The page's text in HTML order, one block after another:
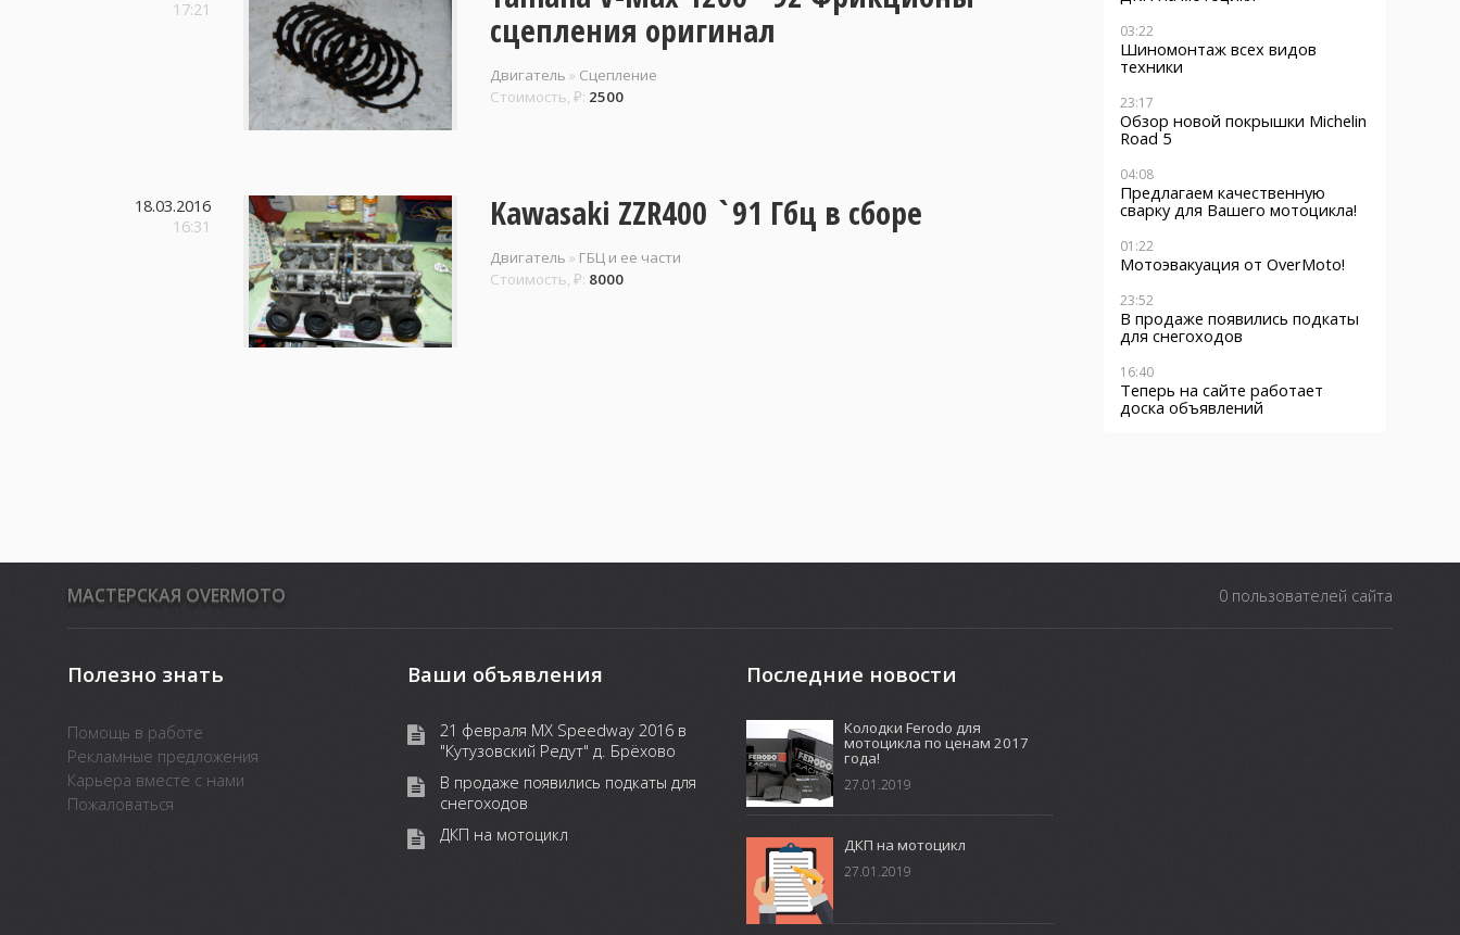
17:21
сцепления оригинал
Двигатель » Сцепление
Стоимость, ₽: 2500
18.03.2016
16:31
Kawasaki ZZR400 `91 Гбц в сборе
Двигатель » ГБЦ и ее части
Стоимость, ₽: 8000
03:22
Шиномонтаж всех видов
техники
23:17
Обзор новой покрышки Michelin
Road 5
04:08
Предлагаем качественную
сварку для Вашего мотоцикла!
01:22
Мотоэвакуация от OverMoto!
23:52
В продаже появились подкаты
для снегоходов
16:40
Теперь на сайте работает
доска объявлений
MАСТЕРСКАЯ OVERMOTO 0 пользователей сайта
Полезно знать
Помощь в работе
Рекламные предложения
Карьера вместе с нами
Пожаловаться
Ваши объявления
21 февраля MX Speedway 2016 в
"Кутузовский Редут" д. Брёхово
В продаже появились подкаты для
снегоходов
ДКП на мотоцикл
Последние новости
Колодки Ferodo для
мотоцикла по ценам 2017
года!
27.01.2019
ДКП на мотоцикл
27.01.2019